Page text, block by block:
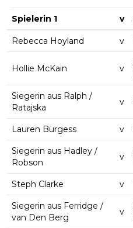
Spielerin 1 v
Rebecca Hoyland v
Hollie McKain v
Siegerin aus Ralph /
Ratajska
v
Lauren Burgess v
Siegerin aus Hadley /
Robson
v
Steph Clarke v
Siegerin aus Ferridge /
van Den Berg
v